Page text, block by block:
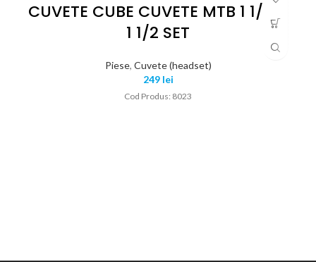
CUVETE CUBE CUVETE MTB 1 1/2 –
1 1/2 SET
Piese, Cuvete (headset)
249 lei
Cod Produs: 8023